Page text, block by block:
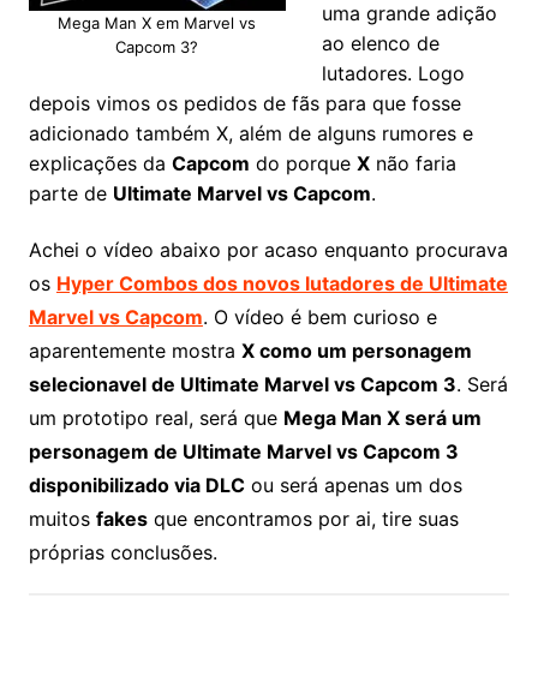
Mega Man X em Marvel vs
Capcom 3?
uma grande adição
ao elenco de
lutadores. Logo
depois vimos os pedidos de fãs para que fosse
adicionado também X, além de alguns rumores e
explicações da Capcom do porque Xnão faria
parte de Ultimate Marvel vs Capcom.
Achei o vídeo abaixo por acaso enquanto procurava
os Hyper Combos dos novos lutadores de Ultimate
Marvel vs Capcom. O vídeo é bem curioso e
aparentemente mostra X como um personagem
selecionavel de Ultimate Marvel vs Capcom 3. Será
um prototipo real, será que Mega Man X será um
personagem de Ultimate Marvel vs Capcom 3
disponibilizado via DLCou será apenas um dos
muitos fakesque encontramos por ai, tire suas
próprias conclusões.